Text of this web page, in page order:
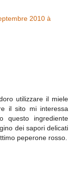
2010 à
utilizzare il miele
il sito mi interessa
questo ingrediente
dei sapori delicati
peperone rosso.